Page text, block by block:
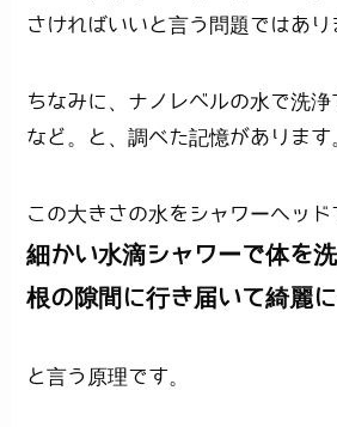
さければいいと言う問題ではあり
ちなみに、ナノレベルの水で洗
など。と、調べた記憶があります
この大きさの水をシャワーヘッド
細かい水滴シャワーで体を
根の隙間に行き届いて綺麗
と言う原理です。